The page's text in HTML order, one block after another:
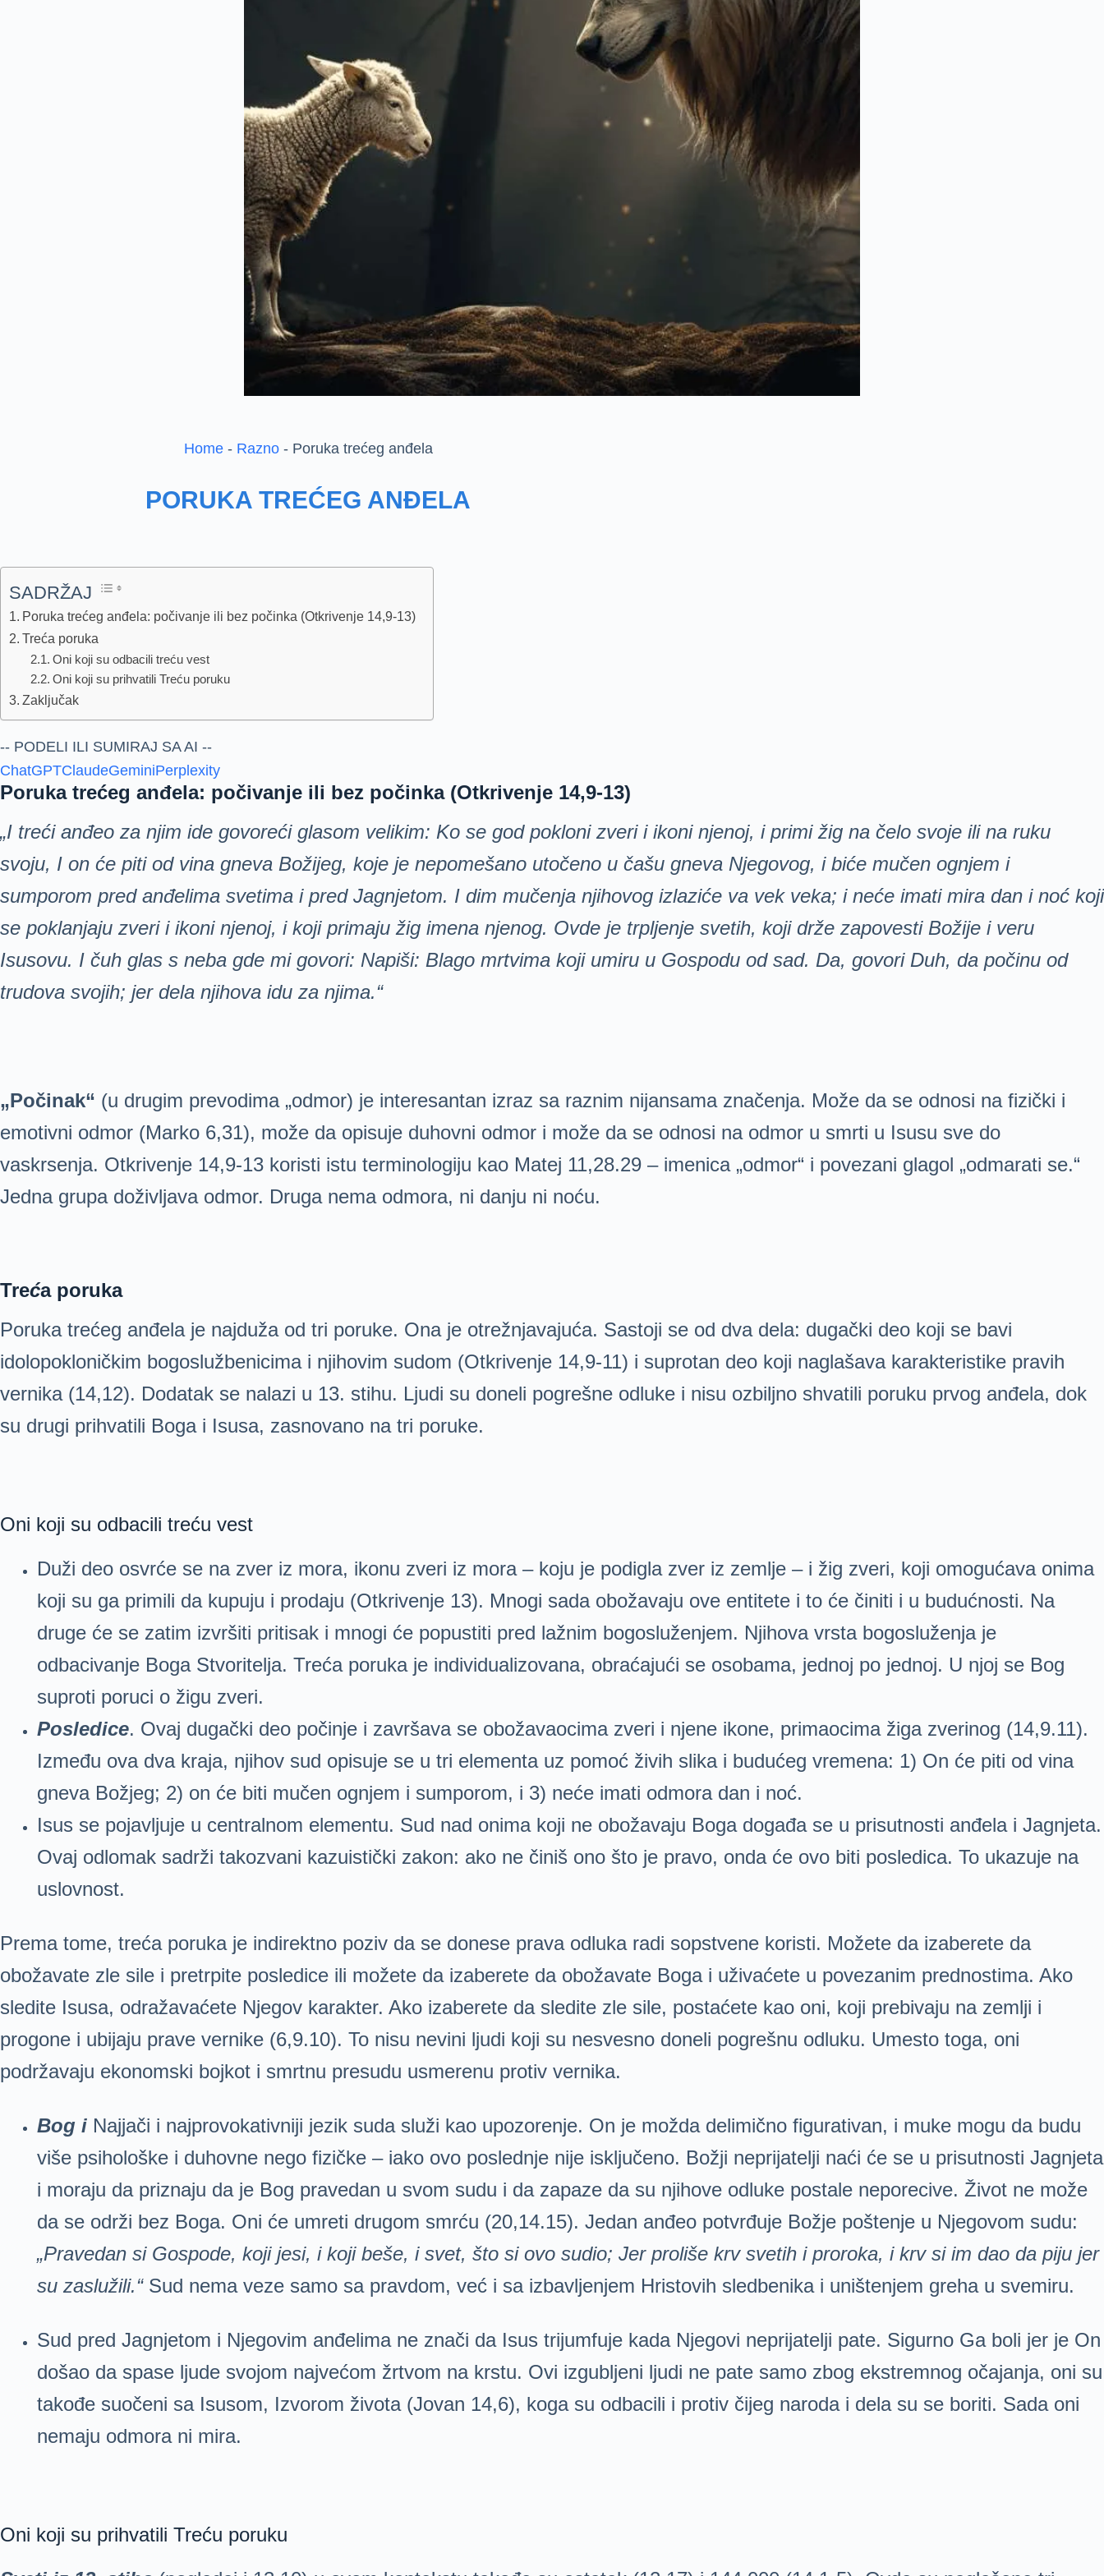
Home- Razno- Poruka trećeg anđela
PORUKA TREĆEG ANĐELA
SADRŽAJ
Poruka trećeg anđela: počivanje ili bez počinka (Otkrivenje 14,9-13)
Treća poruka
Oni koji su odbacili treću vest
Oni koji su prihvatili Treću poruku
Zaključak
-- PODELI ILI SUMIRAJ SA AI --
ChatGPTClaudeGeminiPerplexity
Poruka trećeg anđela: počivanje ili bez počinka (Otkrivenje 14,9-13)
„I treći anđeo za njim ide govoreći glasom velikim: Ko se god pokloni zveri i ikoni njenoj, i primi žig na čelo svoje ili na ruku
svoju, I on će piti od vina gneva Božijeg, koje je nepomešano utočeno u čašu gneva Njegovog, i biće mučen ognjem i
sumporom pred anđelima svetima i pred Jagnjetom. I dim mučenja njihovog izlaziće va vek veka; i neće imati mira dan i noć koji
se poklanjaju zveri i ikoni njenoj, i koji primaju žig imena njenog. Ovde je trpljenje svetih, koji drže zapovesti Božije i veru
Isusovu. I čuh glas s neba gde mi govori: Napiši: Blago mrtvima koji umiru u Gospodu od sad. Da, govori Duh, da počinu od
trudova svojih; jer dela njihova idu za njima.“
„Počinak“ (u drugim prevodima „odmor) je interesantan izraz sa raznim nijansama značenja. Može da se odnosi na fizički i
emotivni odmor (Marko 6,31), može da opisuje duhovni odmor i može da se odnosi na odmor u smrti u Isusu sve do
vaskrsenja. Otkrivenje 14,9-13 koristi istu terminologiju kao Matej 11,28.29 – imenica „odmor“ i povezani glagol „odmarati se.“
Jedna grupa doživljava odmor. Druga nema odmora, ni danju ni noću.
Treća poruka
Poruka trećeg anđela je najduža od tri poruke. Ona je otrežnjavajuća. Sastoji se od dva dela: dugački deo koji se bavi
idolopokloničkim bogoslužbenicima i njihovim sudom (Otkrivenje 14,9-11) i suprotan deo koji naglašava karakteristike pravih
vernika (14,12). Dodatak se nalazi u 13. stihu. Ljudi su doneli pogrešne odluke i nisu ozbiljno shvatili poruku prvog anđela, dok
su drugi prihvatili Boga i Isusa, zasnovano na tri poruke.
Oni koji su odbacili treću vest
Duži deo osvrće se na zver iz mora, ikonu zveri iz mora – koju je podigla zver iz zemlje – i žig zveri, koji omogućava onima
koji su ga primili da kupuju i prodaju (Otkrivenje 13). Mnogi sada obožavaju ove entitete i to će činiti i u budućnosti. Na
druge će se zatim izvršiti pritisak i mnogi će popustiti pred lažnim bogosluženjem. Njihova vrsta bogosluženja je
odbacivanje Boga Stvoritelja. Treća poruka je individualizovana, obraćajući se osobama, jednoj po jednoj. U njoj se Bog
suproti poruci o žigu zveri.
Posledice. Ovaj dugački deo počinje i završava se obožavaocima zveri i njene ikone, primaocima žiga zverinog (14,9.11).
Između ova dva kraja, njihov sud opisuje se u tri elementa uz pomoć živih slika i budućeg vremena: 1) On će piti od vina
gneva Božjeg; 2) on će biti mučen ognjem i sumporom, i 3) neće imati odmora dan i noć.
Isus se pojavljuje u centralnom elementu. Sud nad onima koji ne obožavaju Boga događa se u prisutnosti anđela i Jagnjeta.
Ovaj odlomak sadrži takozvani kazuistički zakon: ako ne činiš ono što je pravo, onda će ovo biti posledica. To ukazuje na
uslovnost.
Prema tome, treća poruka je indirektno poziv da se donese prava odluka radi sopstvene koristi. Možete da izaberete da
obožavate zle sile i pretrpite posledice ili možete da izaberete da obožavate Boga i uživaćete u povezanim prednostima. Ako
sledite Isusa, odražavaćete Njegov karakter. Ako izaberete da sledite zle sile, postaćete kao oni, koji prebivaju na zemlji i
progone i ubijaju prave vernike (6,9.10). To nisu nevini ljudi koji su nesvesno doneli pogrešnu odluku. Umesto toga, oni
podržavaju ekonomski bojkot i smrtnu presudu usmerenu protiv vernika.
Bog i Najjači i najprovokativniji jezik suda služi kao upozorenje. On je možda delimično figurativan, i muke mogu da budu
više psihološke i duhovne nego fizičke – iako ovo poslednje nije isključeno. Božji neprijatelji naći će se u prisutnosti Jagnjeta
i moraju da priznaju da je Bog pravedan u svom sudu i da zapaze da su njihove odluke postale neporecive. Život ne može
da se održi bez Boga. Oni će umreti drugom smrću (20,14.15). Jedan anđeo potvrđuje Božje poštenje u Njegovom sudu:
„Pravedan si Gospode, koji jesi, i koji beše, i svet, što si ovo sudio; Jer proliše krv svetih i proroka, i krv si im dao da piju jer
su zaslužili.“ Sud nema veze samo sa pravdom, već i sa izbavljenjem Hristovih sledbenika i uništenjem greha u svemiru.
Sud pred Jagnjetom i Njegovim anđelima ne znači da Isus trijumfuje kada Njegovi neprijatelji pate. Sigurno Ga boli jer je On
došao da spase ljude svojom najvećom žrtvom na krstu. Ovi izgubljeni ljudi ne pate samo zbog ekstremnog očajanja, oni su
takođe suočeni sa Isusom, Izvorom života (Jovan 14,6), koga su odbacili i protiv čijeg naroda i dela su se boriti. Sada oni
nemaju odmora ni mira.
Oni koji su prihvatili Treću poruku